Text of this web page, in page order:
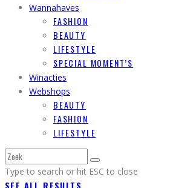
Wannahaves
FASHION
BEAUTY
LIFESTYLE
SPECIAL MOMENT’S
Winacties
Webshops
BEAUTY
FASHION
LIFESTYLE
Type to search or hit ESC to close
SEE ALL RESULTS